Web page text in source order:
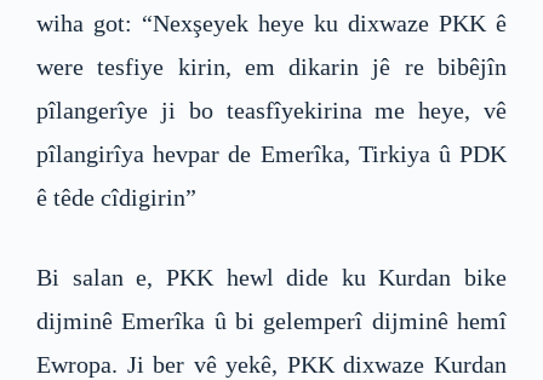
wiha got: “Nexşeyek heye ku dixwaze PKK ê
were tesfiye kirin, em dikarin jê re bibêjîn
pîlangerîye ji bo teasfîyekirina me heye, vê
pîlangirîya hevpar de Emerîka, Tirkiya û PDK
ê têde cîdigirin”
Bi salan e, PKK hewl dide ku Kurdan bike
dijminê Emerîka û bi gelemperî dijminê hemî
Ewropa. Ji ber vê yekê, PKK dixwaze Kurdan